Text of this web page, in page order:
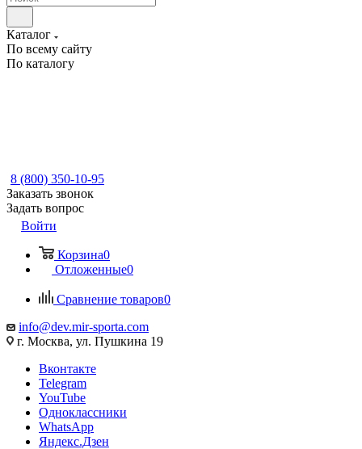
Каталог
По всему сайту
По каталогу
8 (800) 350-10-95
Заказать звонок
Задать вопрос
Войти
Корзина0
Отложенные0
Сравнение товаров0
info@dev.mir-sporta.com
г. Москва, ул. Пушкина 19
Вконтакте
Telegram
YouTube
Одноклассники
WhatsApp
Яндекс.Дзен